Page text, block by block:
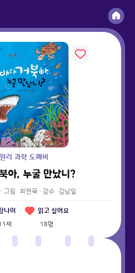
원리 과학 도깨비
아, 누굴 만났니?
· 그림 최현묵 · 감수 김남일
나이
세
읽고 싶어요
18명